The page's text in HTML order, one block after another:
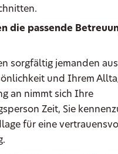
die passende
sorgfältig jemanden
und Ihrem
an nimmt sich Ihre
Zeit, Sie
für eine